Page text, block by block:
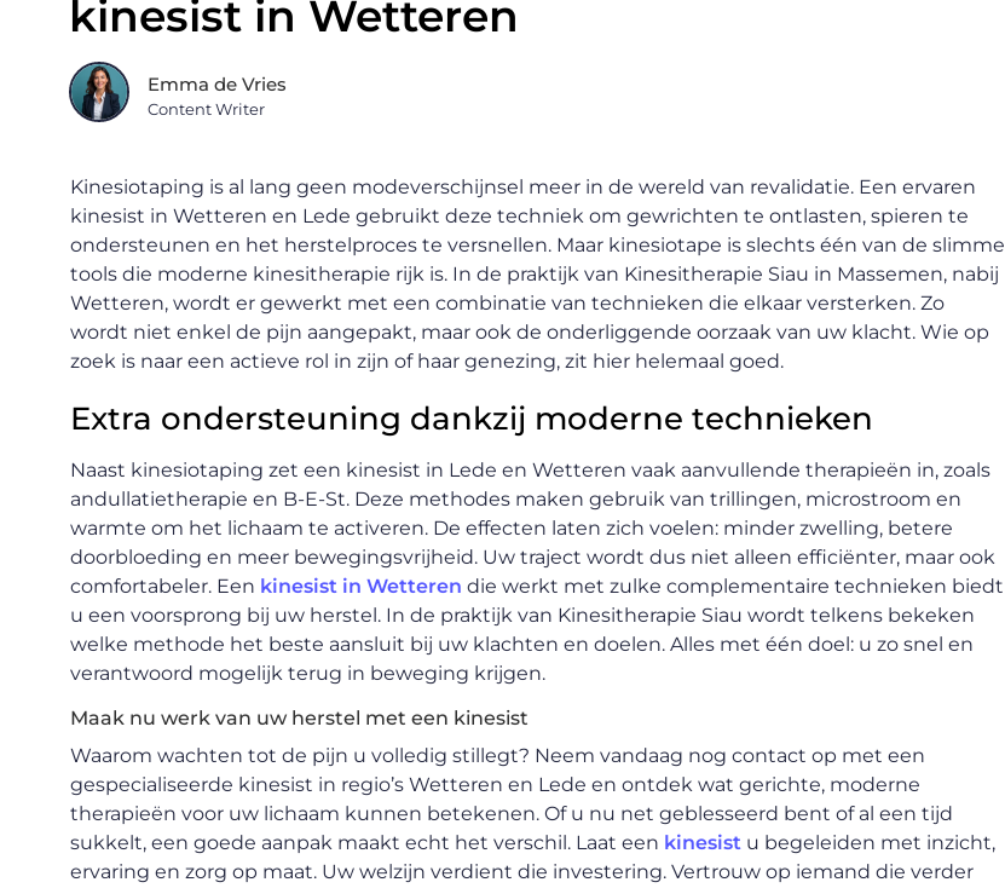
kinesist in Wetteren
Emma de Vries
Content Writer
Kinesiotaping is al lang geen modeverschijnsel meer in de wereld van revalidatie. Een ervaren
kinesist in Wetteren en Lede gebruikt deze techniek om gewrichten te ontlasten, spieren te
ondersteunen en het herstelproces te versnellen. Maar kinesiotape is slechts één van de slimme
tools die moderne kinesitherapie rijk is. In de praktijk van Kinesitherapie Siau in Massemen, nabij
Wetteren, wordt er gewerkt met een combinatie van technieken die elkaar versterken. Zo
wordt niet enkel de pijn aangepakt, maar ook de onderliggende oorzaak van uw klacht. Wie op
zoek is naar een actieve rol in zijn of haar genezing, zit hier helemaal goed.
Extra ondersteuning dankzij moderne technieken
Naast kinesiotaping zet een kinesist in Lede en Wetteren vaak aanvullende therapieën in, zoals
andullatietherapie en B-E-St. Deze methodes maken gebruik van trillingen, microstroom en
warmte om het lichaam te activeren. De effecten laten zich voelen: minder zwelling, betere
doorbloeding en meer bewegingsvrijheid. Uw traject wordt dus niet alleen efficiënter, maar ook
comfortabeler. Een kinesist in Wetteren die werkt met zulke complementaire technieken biedt
u een voorsprong bij uw herstel. In de praktijk van Kinesitherapie Siau wordt telkens bekeken
welke methode het beste aansluit bij uw klachten en doelen. Alles met één doel: u zo snel en
verantwoord mogelijk terug in beweging krijgen.
Maak nu werk van uw herstel met een kinesist
Waarom wachten tot de pijn u volledig stillegt? Neem vandaag nog contact op met een
gespecialiseerde kinesist in regio’s Wetteren en Lede en ontdek wat gerichte, moderne
therapieën voor uw lichaam kunnen betekenen. Of u nu net geblesseerd bent of al een tijd
sukkelt, een goede aanpak maakt echt het verschil. Laat een kinesist u begeleiden met inzicht,
ervaring en zorg op maat. Uw welzijn verdient die investering. Vertrouw op iemand die verder